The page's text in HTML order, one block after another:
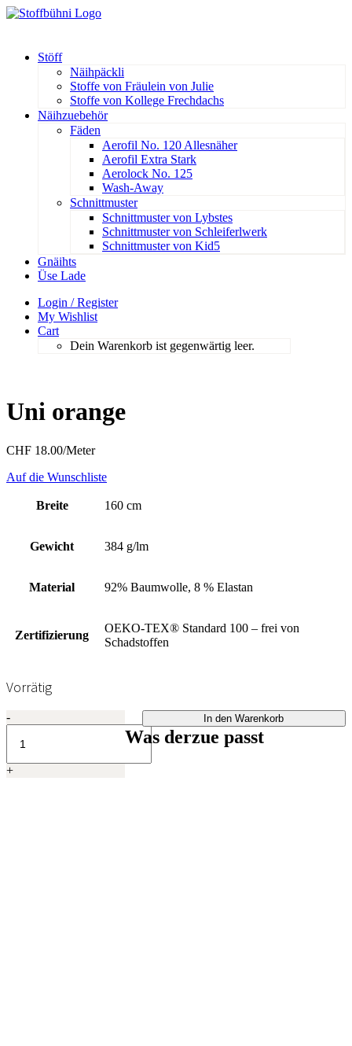
Stöff
Näihpäckli
Stoffe von Fräulein von Julie
Stoffe von Kollege Frechdachs
Näihzuebehör
Fäden
Aerofil No. 120 Allesnäher
Aerofil Extra Stark
Aerolock No. 125
Wash-Away
Schnittmuster
Schnittmuster von Lybstes
Schnittmuster von Schleiferlwerk
Schnittmuster von Kid5
Gnäihts
Üse Lade
Login / Register
My Wishlist
Cart
Dein Warenkorb ist gegenwärtig leer.
Uni orange
CHF 18.00/Meter
Auf die Wunschliste
Breite 160 cm
Gewicht 384 g/lm
Material 92% Baumwolle, 8 % Elastan
Zertifizierung
OEKO-TEX® Standard 100 – frei von
Schadstoffen
Vorrätig
Uni
quantity
-
+
In den Warenkorb
Was derzue passt